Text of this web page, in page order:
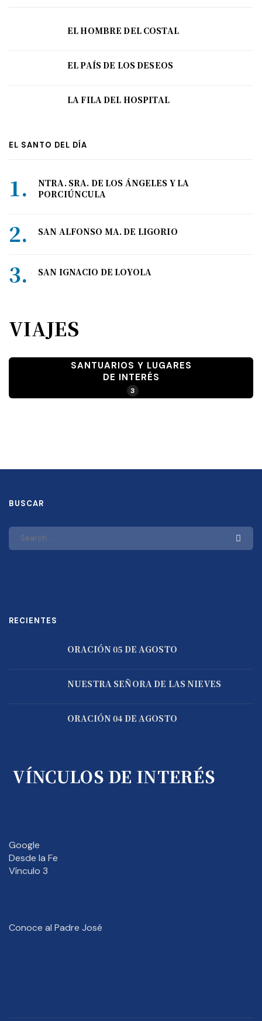
EL HOMBRE DEL COSTAL
EL PAÍS DE LOS DESEOS
LA FILA DEL HOSPITAL
EL SANTO DEL DÍA
NTRA. SRA. DE LOS ÁNGELES Y LA
PORCIÚNCULA
SAN ALFONSO MA. DE LIGORIO
SAN IGNACIO DE LOYOLA
VIAJES
SANTUARIOS Y LUGARES
DE INTERÉS
3
BUSCAR
RECIENTES
ORACIÓN 05 DE AGOSTO
NUESTRA SEÑORA DE LAS NIEVES
ORACIÓN 04 DE AGOSTO
VÍNCULOS DE INTERÉS
Google
Desde la Fe
Vínculo 3
Conoce al Padre José